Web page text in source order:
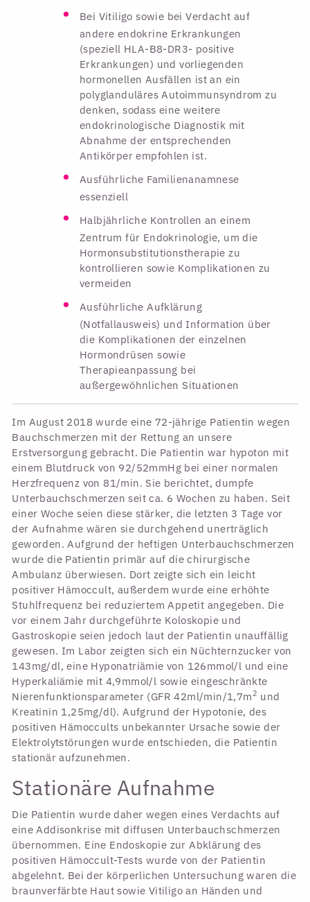
Bei Vitiligo sowie bei Verdacht auf
andere endokrine Erkrankungen
(speziell HLA-B8-DR3- positive
Erkrankungen) und vorliegenden
hormonellen Ausfällen ist an ein
polyglanduläres Autoimmunsyndrom zu
denken, sodass eine weitere
endokrinologische Diagnostik mit
Abnahme der entsprechenden
Antikörper empfohlen ist.
Ausführliche Familienanamnese
essenziell
Halbjährliche Kontrollen an einem
Zentrum für Endokrinologie, um die
Hormonsubstitutionstherapie zu
kontrollieren sowie Komplikationen zu
vermeiden
Ausführliche Aufklärung
(Notfallausweis) und Information über
die Komplikationen der einzelnen
Hormondrüsen sowie
Therapieanpassung bei
außergewöhnlichen Situationen
Im August 2018 wurde eine 72-jährige Patientin wegen
Bauchschmerzen mit der Rettung an unsere
Erstversorgung gebracht. Die Patientin war hypoton mit
einem Blutdruck von 92/52mmHg bei einer normalen
Herzfrequenz von 81/min. Sie berichtet, dumpfe
Unterbauchschmerzen seit ca. 6 Wochen zu haben. Seit
einer Woche seien diese stärker, die letzten 3 Tage vor
der Aufnahme wären sie durchgehend unerträglich
geworden. Aufgrund der heftigen Unterbauchschmerzen
wurde die Patientin primär auf die chirurgische
Ambulanz überwiesen. Dort zeigte sich ein leicht
positiver Hämoccult, außerdem wurde eine erhöhte
Stuhlfrequenz bei reduziertem Appetit angegeben. Die
vor einem Jahr durchgeführte Koloskopie und
Gastroskopie seien jedoch laut der Patientin unauffällig
gewesen. Im Labor zeigten sich ein Nüchternzucker von
143mg/dl, eine Hyponatriämie von 126mmol/l und eine
Hyperkaliämie mit 4,9mmol/l sowie eingeschränkte
Nierenfunktionsparameter (GFR 42ml/min/1,7m2 und
Kreatinin 1,25mg/dl). Aufgrund der Hypotonie, des
positiven Hämoccults unbekannter Ursache sowie der
Elektrolytstörungen wurde entschieden, die Patientin
stationär aufzunehmen.
Stationäre Aufnahme
Die Patientin wurde daher wegen eines Verdachts auf
eine Addisonkrise mit diffusen Unterbauchschmerzen
übernommen. Eine Endoskopie zur Abklärung des
positiven Hämoccult-Tests wurde von der Patientin
abgelehnt. Bei der körperlichen Untersuchung waren die
braunverfärbte Haut sowie Vitiligo an Händen und